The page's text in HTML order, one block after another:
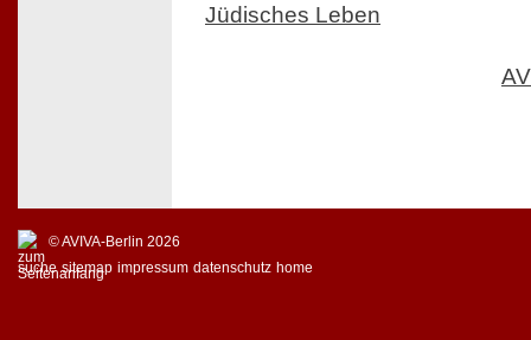
Jüdisches Leben
© AVIVA-Berlin 2026
suche sitemap impressum datenschutz home